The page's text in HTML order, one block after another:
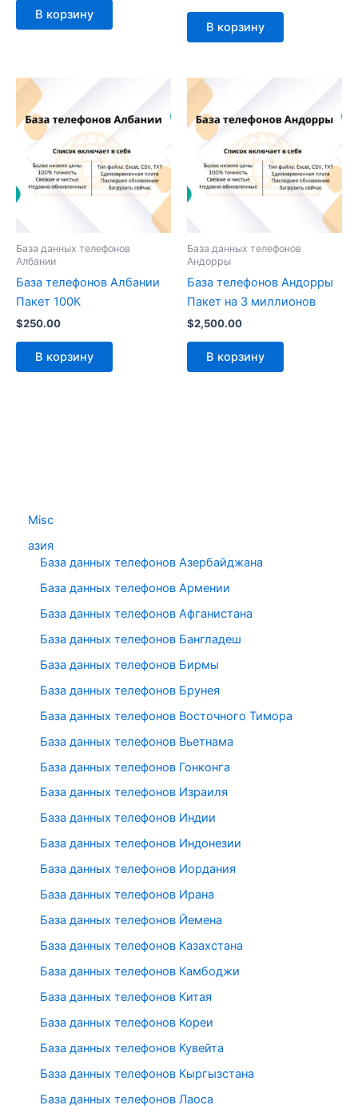
Misc
азия
База данных телефонов Азербайджана
База данных телефонов Армении
База данных телефонов Афганистана
База данных телефонов Бангладеш
База данных телефонов Бирмы
База данных телефонов Брунея
База данных телефонов Восточного Тимора
База данных телефонов Вьетнама
База данных телефонов Гонконга
База данных телефонов Израиля
База данных телефонов Индии
База данных телефонов Индонезии
База данных телефонов Иордания
База данных телефонов Ирана
База данных телефонов Йемена
База данных телефонов Казахстана
База данных телефонов Камбоджи
База данных телефонов Китая
База данных телефонов Кореи
База данных телефонов Кувейта
База данных телефонов Кыргызстана
База данных телефонов Лаоса
В корзину
В корзину
База данных телефонов
Албании
База телефонов Албании
Пакет 100К
$250.00
В корзину
База данных телефонов
Андорры
База телефонов Андорры
Пакет на 3 миллионов
$2,500.00
В корзину